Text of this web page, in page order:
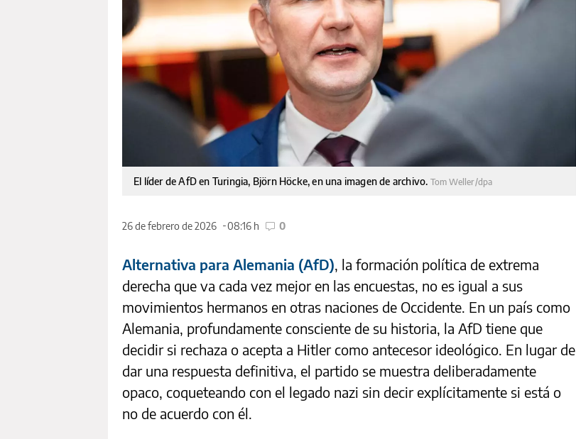
El líder de AfD en Turingia, Björn Höcke, en una imagen de archivo. Tom Weller/dpa
26 de febrero de 2026 08:16 h 0
Alternativa para Alemania (AfD), la formación política de extrema
derecha que va cada vez mejor en las encuestas, no es igual a sus
movimientos hermanos en otras naciones de Occidente. En un país como
Alemania, profundamente consciente de su historia, la AfD tiene que
decidir si rechaza o acepta a Hitler como antecesor ideológico. En lugar de
dar una respuesta definitiva, el partido se muestra deliberadamente
opaco, coqueteando con el legado nazi sin decir explícitamente si está o
no de acuerdo con él.